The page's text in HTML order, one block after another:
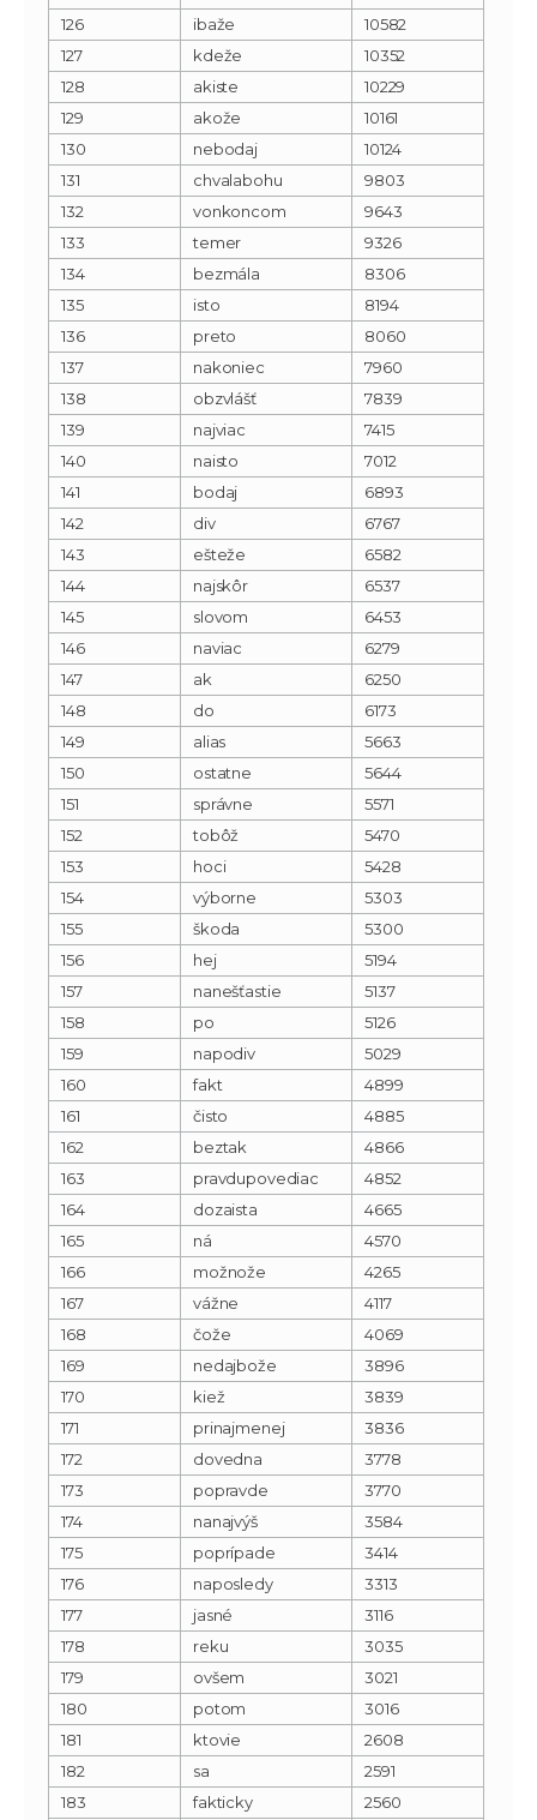
126
ibaže
10582
127
kdeže
10352
128
akiste
10229
129
akože
10161
130
nebodaj
10124
131
chvalabohu
9803
132
vonkoncom
9643
133
temer
9326
134
bezmála
8306
135
isto
8194
136
preto
8060
137
nakoniec
7960
138
obzvlášť
7839
139
najviac
7415
140
naisto
7012
141
bodaj
6893
142
div
6767
143
ešteže
6582
144
najskôr
6537
145
slovom
6453
146
naviac
6279
147
ak
6250
148
do
6173
149
alias
5663
150
ostatne
5644
151
správne
5571
152
tobôž
5470
153
hoci
5428
154
výborne
5303
155
škoda
5300
156
hej
5194
157
nanešťastie
5137
158
po
5126
159
napodiv
5029
160
fakt
4899
161
čisto
4885
162
beztak
4866
163
pravdupovediac
4852
164
dozaista
4665
165
ná
4570
166
možnože
4265
167
vážne
4117
168
čože
4069
169
nedajbože
3896
170
kiež
3839
171
prinajmenej
3836
172
dovedna
3778
173
popravde
3770
174
nanajvýš
3584
175
poprípade
3414
176
naposledy
3313
177
jasné
3116
178
reku
3035
179
ovšem
3021
180
potom
3016
181
ktovie
2608
182
sa
2591
183
fakticky
2560